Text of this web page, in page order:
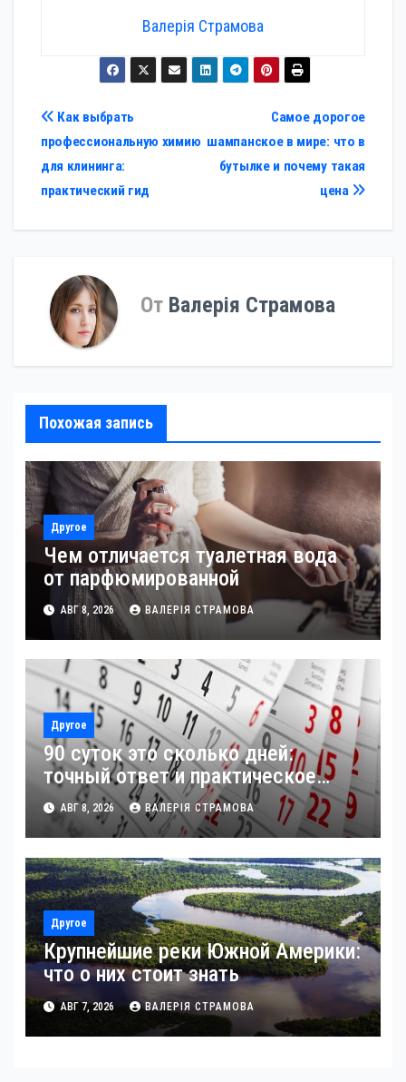
Валерія Страмова
Навигация
по
записям
Самое дорогое
шампанское в мире: что в
бутылке и почему такая
цена
Как выбрать
профессиональную химию
для клининга:
практический гид
От Валерія Страмова
Похожая запись
Другое
Чем отличается туалетная вода
от парфюмированной
АВГ 8, 2026 ВАЛЕРІЯ СТРАМОВА
Другое
90 суток это сколько дней:
точный ответ и практическое
применение
АВГ 8, 2026 ВАЛЕРІЯ СТРАМОВА
Другое
Крупнейшие реки Южной Америки:
что о них стоит знать
АВГ 7, 2026 ВАЛЕРІЯ СТРАМОВА